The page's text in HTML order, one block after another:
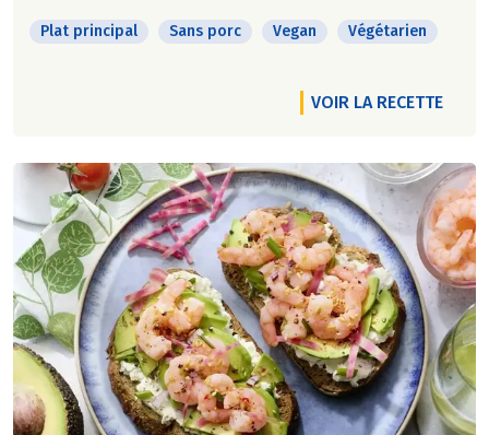
Plat principal Sans porc Vegan Végétarien
VOIR LA RECETTE